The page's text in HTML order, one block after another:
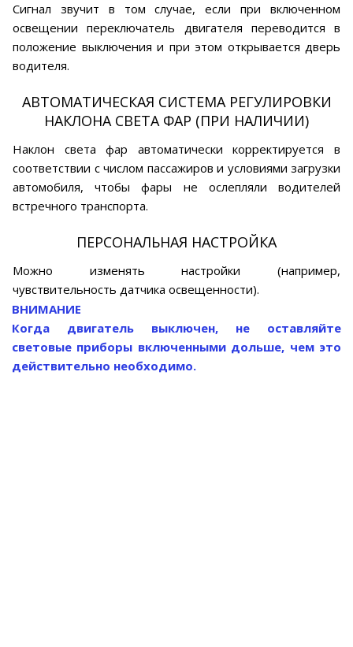
Сигнал звучит в том случае, если при включенном
освещении переключатель двигателя переводится в
положение выключения и при этом открывается дверь
водителя.
АВТОМАТИЧЕСКАЯ СИСТЕМА РЕГУЛИРОВКИ
НАКЛОНА СВЕТА ФАР (ПРИ НАЛИЧИИ)
Наклон света фар автоматически корректируется в
соответствии с числом пассажиров и условиями загрузки
автомобиля, чтобы фары не ослепляли водителей
встречного транспорта.
ПЕРСОНАЛЬНАЯ НАСТРОЙКА
Можно изменять настройки (например,
чувствительность датчика освещенности).
ВНИМАНИЕ
Когда двигатель выключен, не оставляйте
световые приборы включенными дольше, чем это
действительно необходимо.